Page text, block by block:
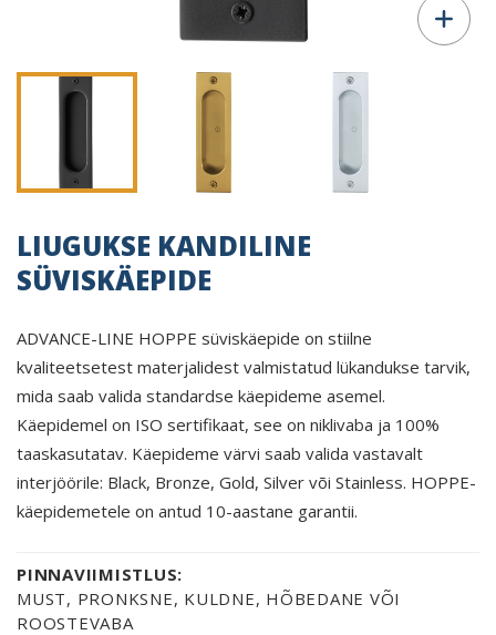
LIUGUKSE KANDILINE
SÜVISKÄEPIDE
ADVANCE-LINE HOPPE süviskäepide on stiilne
kvaliteetsetest materjalidest valmistatud lükandukse tarvik,
mida saab valida standardse käepideme asemel.
Käepidemel on ISO sertifikaat, see on niklivaba ja 100%
taaskasutatav. Käepideme värvi saab valida vastavalt
interjöörile: Black, Bronze, Gold, Silver või Stainless. HOPPE-
käepidemetele on antud 10-aastane garantii.
PINNAVIIMISTLUS:
MUST, PRONKSNE, KULDNE, HÕBEDANE VÕI
ROOSTEVABA